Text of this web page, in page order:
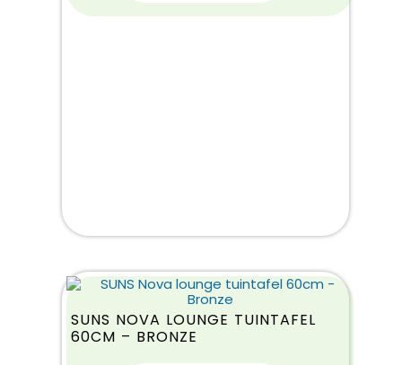
SUNS NOVA LOUNGE TUINTAFEL
60CM – BRONZE